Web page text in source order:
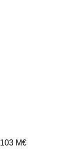
103 M€